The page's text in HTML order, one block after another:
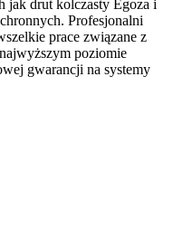
jak drut kolczasty Egoza i
Profesjonalni
prace związane z
poziomie
gwarancji na systemy